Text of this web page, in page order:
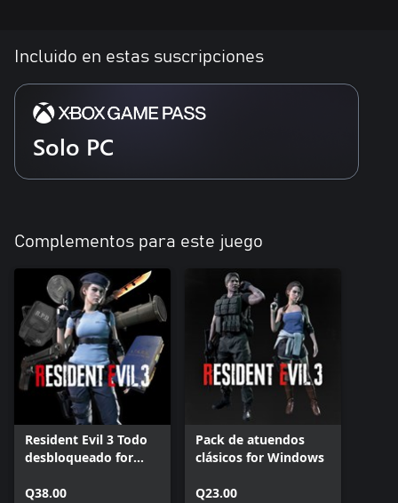
Incluido en estas suscripciones
Solo PC
Complementos para este juego
Resident Evil 3 Todo
desbloqueado for
Q38.00
Pack de atuendos
clásicos for Windows
Q23.00